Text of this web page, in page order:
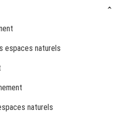
espaces naturels
naturels